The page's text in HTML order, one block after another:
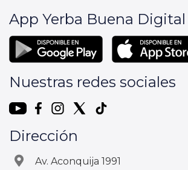
App Yerba Buena Digital
Nuestras redes sociales
Dirección
Av. Aconquija 1991